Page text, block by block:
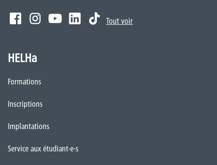
Tout voir
HELHa
Formations
Inscriptions
Implantations
Service aux étudiant·e·s